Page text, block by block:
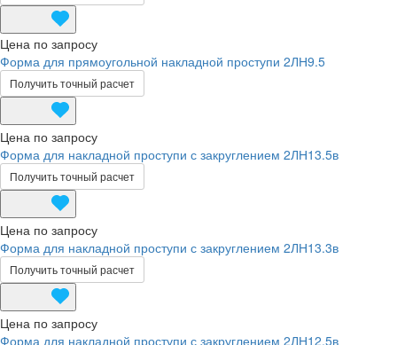
Цена по запросу
Форма для прямоугольной накладной проступи 2ЛН9.5
Получить точный расчет
Цена по запросу
Форма для накладной проступи с закруглением 2ЛН13.5в
Получить точный расчет
Цена по запросу
Форма для накладной проступи с закруглением 2ЛН13.3в
Получить точный расчет
Цена по запросу
Форма для накладной проступи с закруглением 2ЛН12.5в